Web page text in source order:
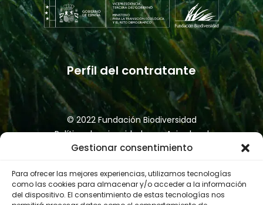
Gestionar consentimiento
Para ofrecer las mejores experiencias, utilizamos tecnologías
como las cookies para almacenar y/o acceder a la información
del dispositivo. El consentimiento de estas tecnologías nos
Perfil del contratante
© 2022 Fundación Biodiversidad
Política de privacidad
Aviso legal
Accesibilidad
Política de cookies